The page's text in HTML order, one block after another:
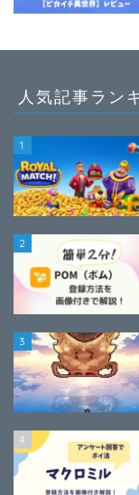
人気記事ラン
1
2
3
4